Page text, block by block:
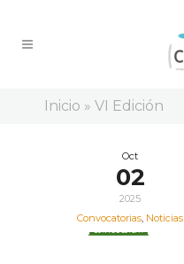
Inicio » VI Edición
Oct
02
2025
Convocatorias, Noticias